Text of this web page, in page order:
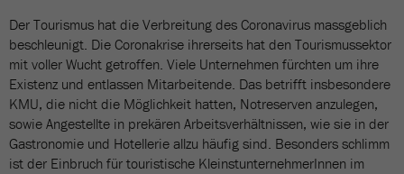
Der Tourismus hat die Verbreitung des Coronavirus massgeblich
beschleunigt. Die Coronakrise ihrerseits hat den Tourismussektor
mit voller Wucht getroffen. Viele Unternehmen fürchten um ihre
Existenz und entlassen Mitarbeitende. Das betrifft insbesondere
KMU, die nicht die Möglichkeit hatten, Notreserven anzulegen,
sowie Angestellte in prekären Arbeitsverhältnissen, wie sie in der
Gastronomie und Hotellerie allzu häufig sind. Besonders schlimm
ist der Einbruch für touristische KleinstunternehmerInnen im